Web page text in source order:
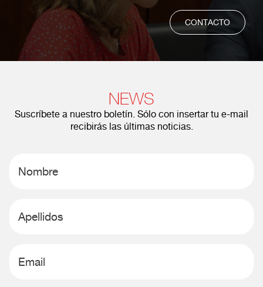
CONTACTO
NEWS
Suscríbete a nuestro boletín. Sólo con insertar tu e-mail
recibirás las últimas noticias.